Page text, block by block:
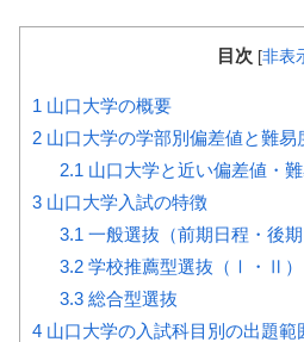
目次 [非表
1 山口大学の概要
2 山口大学の学部別偏差値と難易
2.1 山口大学と近い偏差値・
3 山口大学入試の特徴
3.1 一般選抜（前期日程・後期
3.2学校推薦型選抜（Ⅰ・Ⅱ）
3.3総合型選抜
4 山口大学の入試科目別の出題範